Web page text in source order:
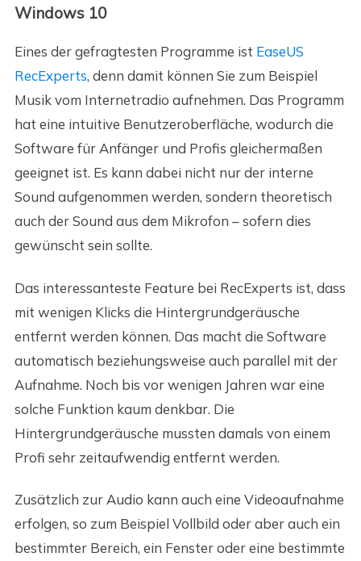
Windows 10
Eines der gefragtesten Programme ist EaseUS
RecExperts, denn damit können Sie zum Beispiel
Musik vom Internetradio aufnehmen. Das Programm
hat eine intuitive Benutzeroberfläche, wodurch die
Software für Anfänger und Profis gleichermaßen
geeignet ist. Es kann dabei nicht nur der interne
Sound aufgenommen werden, sondern theoretisch
auch der Sound aus dem Mikrofon – sofern dies
gewünscht sein sollte.
Das interessanteste Feature bei RecExperts ist, dass
mit wenigen Klicks die Hintergrundgeräusche
entfernt werden können. Das macht die Software
automatisch beziehungsweise auch parallel mit der
Aufnahme. Noch bis vor wenigen Jahren war eine
solche Funktion kaum denkbar. Die
Hintergrundgeräusche mussten damals von einem
Profi sehr zeitaufwendig entfernt werden.
Zusätzlich zur Audio kann auch eine Videoaufnahme
erfolgen, so zum Beispiel Vollbild oder aber auch ein
bestimmter Bereich, ein Fenster oder eine bestimmte